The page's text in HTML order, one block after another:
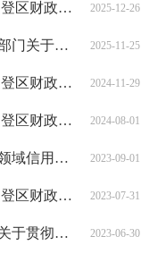
2025-12-26
进一步完善文...
2025-11-25
赁补贴实施办...
2024-11-29
调整文登区供...
2024-08-01
育局 威海市文...
2023-09-01
实施办法
2023-07-31
宿费标准的通知
2023-06-30
抚恤定补优抚...